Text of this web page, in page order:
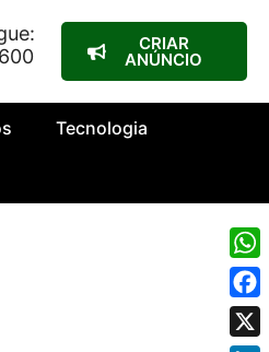
CRIAR
ANÚNCIO
Tecnologia